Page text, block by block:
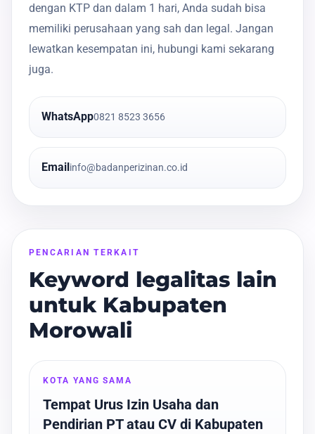
dengan KTP dan dalam 1 hari, Anda sudah bisa
memiliki perusahaan yang sah dan legal. Jangan
lewatkan kesempatan ini, hubungi kami sekarang
juga.
WhatsApp0821 8523 3656
Email info@badanperizinan.co.id
PENCARIAN TERKAIT
Keyword legalitas lain
untuk Kabupaten
Morowali
KOTA YANG SAMA
Tempat Urus Izin Usaha dan
Pendirian PT atau CV di Kabupaten